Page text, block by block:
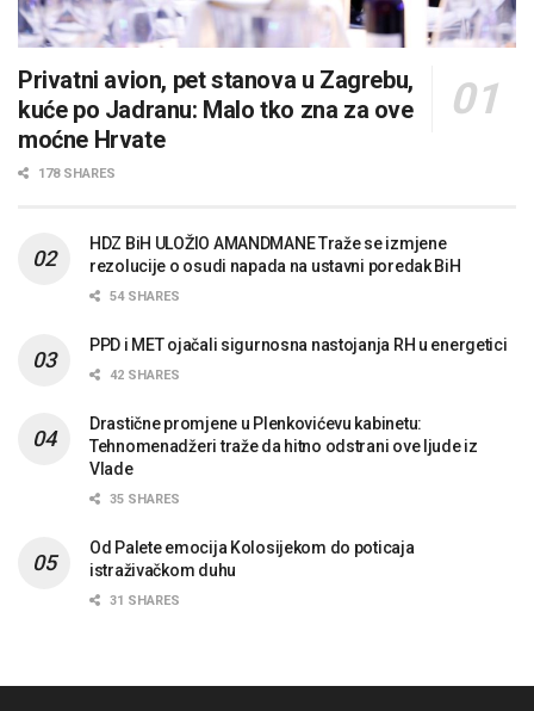
Privatni avion, pet stanova u Zagrebu,
kuće po Jadranu: Malo tko zna za ove
moćne Hrvate
178 SHARES
HDZ BiH ULOŽIO AMANDMANE Traže se izmjene
rezolucije o osudi napada na ustavni poredak BiH
54 SHARES
PPD i MET ojačali sigurnosna nastojanja RH u energetici
42 SHARES
Drastične promjene u Plenkovićevu kabinetu:
Tehnomenadžeri traže da hitno odstrani ove ljude iz
Vlade
35 SHARES
Od Palete emocija Kolosijekom do poticaja
istraživačkom duhu
31 SHARES